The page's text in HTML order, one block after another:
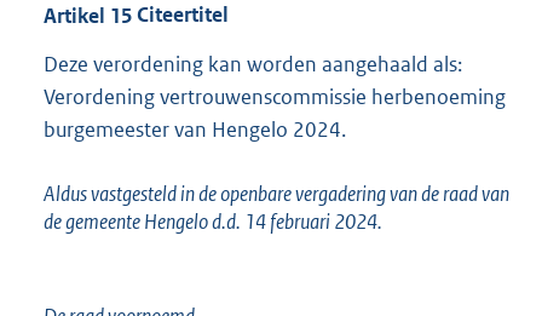
Artikel 15Citeertitel
Deze verordening kan worden aangehaald als:
Verordening vertrouwenscommissie herbenoeming
burgemeester van Hengelo 2024.
Aldus vastgesteld in de openbare vergadering van de raad van
de gemeente Hengelo d.d. 14 februari 2024.